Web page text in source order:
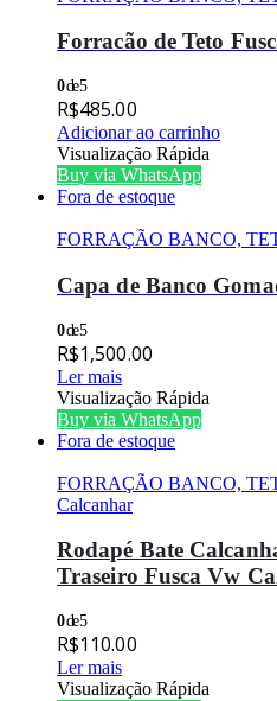
Forracão de Teto
0de 5
R$485.00
Adicionar ao carrinho
Visualização Rápida
Buy via WhatsApp
Fora de estoque
FORRAÇÃO BANCO,
Capa de Banco
0de 5
R$1,500.00
Ler mais
Visualização Rápida
Buy via WhatsApp
Fora de estoque
FORRAÇÃO BANCO,
Calcanhar
Rodapé Bate
Traseiro Fusca Vw
0de 5
R$110.00
Ler mais
Visualização Rápida